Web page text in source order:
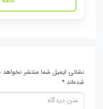
نشانی ایمیل شما منتشر
شده‌اند *